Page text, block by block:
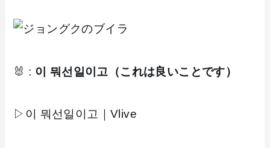
🐰 : 이 뭐선일이고（これは良いことです）
▷이 뭐선일이고｜Vlive